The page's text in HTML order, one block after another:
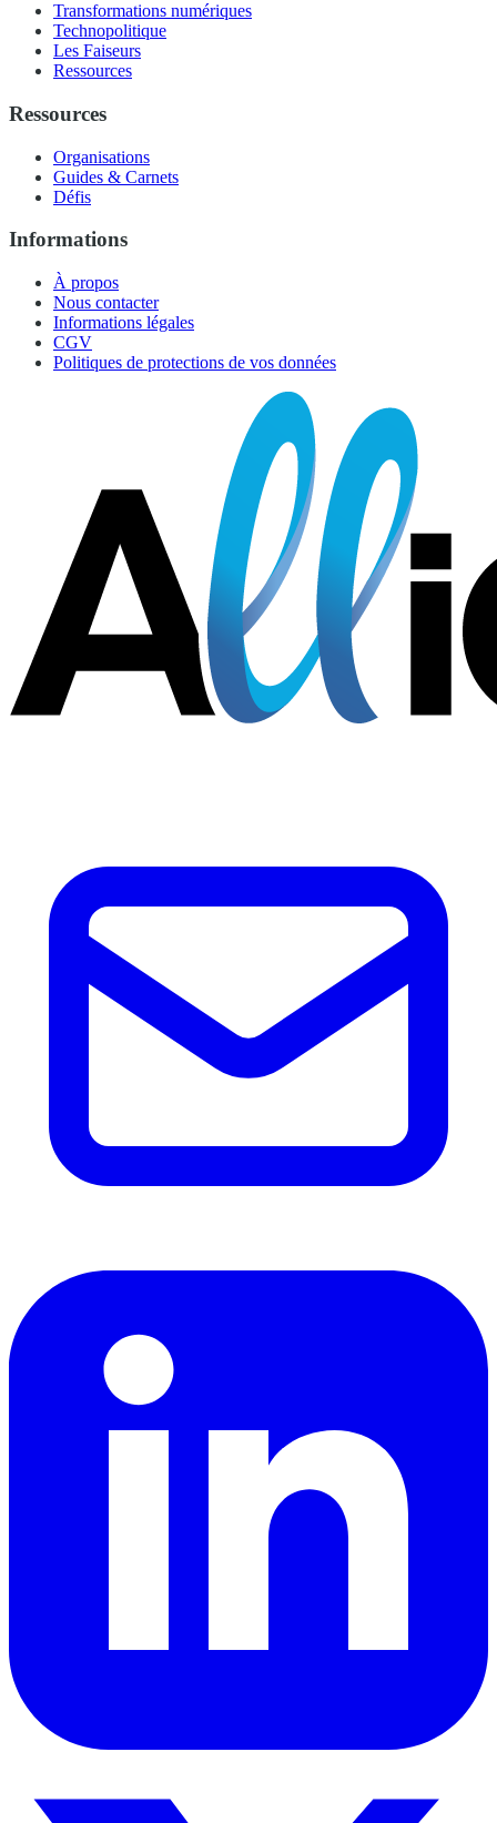
Transformations numériques
Technopolitique
Les Faiseurs
Ressources
Ressources
Organisations
Guides & Carnets
Défis
Informations
À propos
Nous contacter
Informations légales
CGV
Politiques de protections de vos données